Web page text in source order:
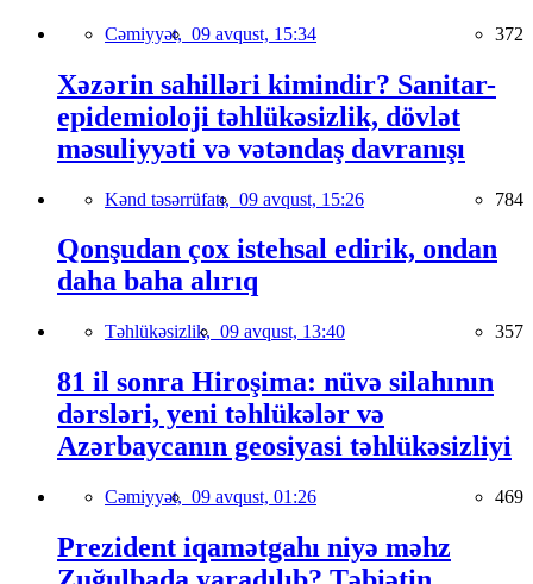
Cəmiyyət, 09 avqust, 15:34 372
Xəzərin sahilləri kimindir? Sanitar-
epidemioloji təhlükəsizlik, dövlət
məsuliyyəti və vətəndaş davranışı
Kənd təsərrüfatı, 09 avqust, 15:26 784
Qonşudan çox istehsal edirik, ondan
daha baha alırıq
Təhlükəsizlik, 09 avqust, 13:40 357
81 il sonra Hiroşima: nüvə silahının
dərsləri, yeni təhlükələr və
Azərbaycanın geosiyasi təhlükəsizliyi
Cəmiyyət, 09 avqust, 01:26 469
Prezident iqamətgahı niyə məhz